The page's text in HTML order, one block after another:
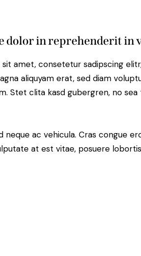
dolor in reprehenderit in
amet, consetetur sadipscing
aliquyam erat, sed diam
Stet clita kasd gubergren, no
neque ac vehicula. Cras congue
at est vitae, posuere